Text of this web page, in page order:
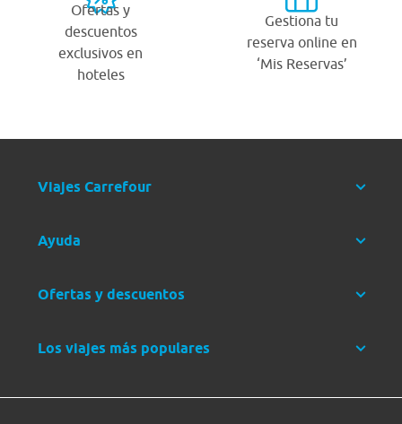
Ofertas y
descuentos
exclusivos en
hoteles
Gestiona tu
reserva online en
‘Mis Reservas’
Viajes Carrefour
Ayuda
Ofertas y descuentos
Los viajes más populares